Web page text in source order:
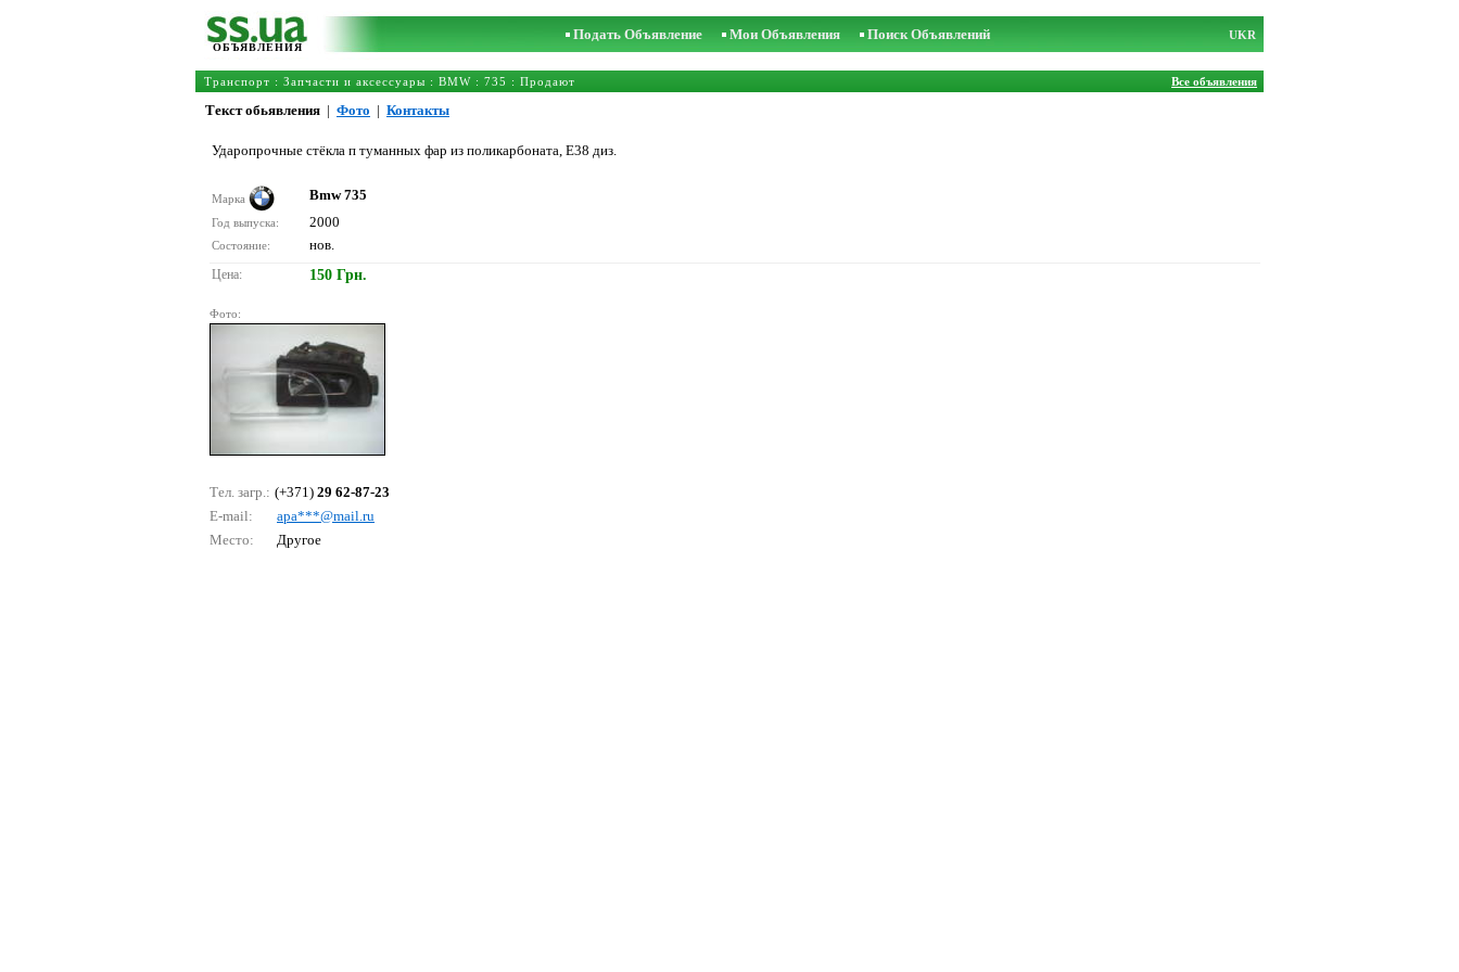
ОБЪЯВЛЕНИЯ
Подать Объявление Мои Объявления Поиск Объявлений UKR
Транспорт : Запчасти и аксессуары : BMW : 735 : Продают Все объявления
Текст обьявления | Фото | Контакты
Ударопрочные стёкла п туманных фар из поликарбоната, Е38 диз.
Марка Bmw 735
Год выпуска: 2000
Состояние: нов.
Цена: 150 Грн.
Фото:
Тел. загр.: (+371) 29 62-87-23
E-mail:
ара***@mаil.ru
Место:
Другое